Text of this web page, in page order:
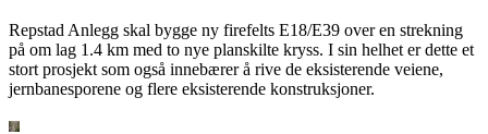
Repstad Anlegg skal bygge ny firefelts E18/E39 over en strekning
på om lag 1.4 km med to nye planskilte kryss. I sin helhet er dette et
stort prosjekt som også innebærer å rive de eksisterende veiene,
jernbanesporene og flere eksisterende konstruksjoner.